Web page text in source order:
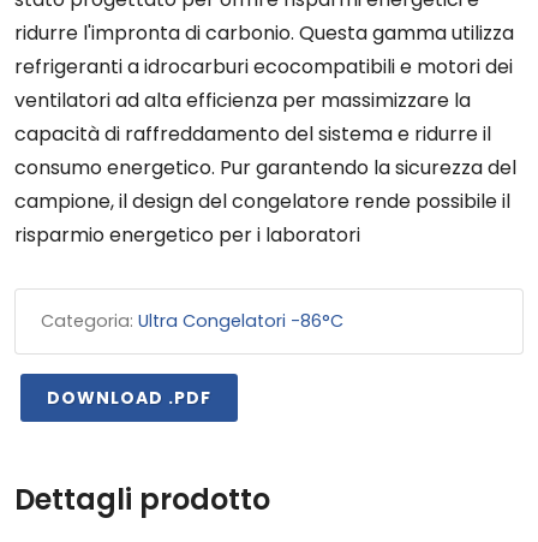
ridurre l'impronta di carbonio. Questa gamma utilizza
refrigeranti a idrocarburi ecocompatibili e motori dei
ventilatori ad alta efficienza per massimizzare la
capacità di raffreddamento del sistema e ridurre il
consumo energetico. Pur garantendo la sicurezza del
campione, il design del congelatore rende possibile il
risparmio energetico per i laboratori
Categoria: Ultra Congelatori -86°C
DOWNLOAD .PDF
Dettagli prodotto